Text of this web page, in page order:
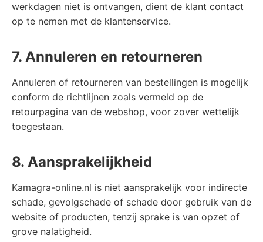
werkdagen niet is ontvangen, dient de klant contact
op te nemen met de klantenservice.
7. Annuleren en retourneren
Annuleren of retourneren van bestellingen is mogelijk
conform de richtlijnen zoals vermeld op de
retourpagina van de webshop, voor zover wettelijk
toegestaan.
8. Aansprakelijkheid
Kamagra-online.nl is niet aansprakelijk voor indirecte
schade, gevolgschade of schade door gebruik van de
website of producten, tenzij sprake is van opzet of
grove nalatigheid.